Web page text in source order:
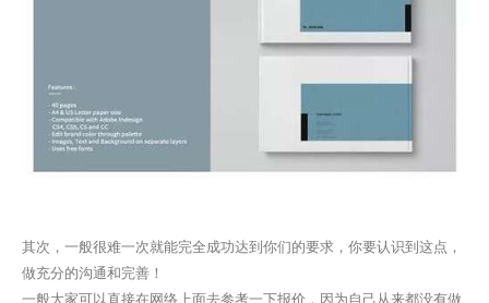
其次，一般很难一次就能完全成功达到你们的要求，你要认识到这点，
做充分的沟通和完善！
一般大家可以直接在网络上面去参考一下报价，因为自己从来都没有做